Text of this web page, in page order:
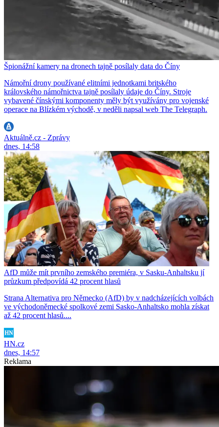
Špionážní kamery na dronech tajně posílaly data do Číny
Námořní drony používané elitními jednotkami britského
královského námořnictva tajně posílaly údaje do Číny. Stroje
vybavené čínskými komponenty měly být využívány pro vojenské
operace na Blízkém východě, v neděli napsal web The Telegraph.
Aktuálně.cz - Zprávy
dnes, 14:58
AfD může mít prvního zemského premiéra, v Sasku-Anhaltsku jí
průzkum předpovídá 42 procent hlasů
Strana Alternativa pro Německo (AfD) by v nadcházejících volbách
ve východoněmecké spolkové zemi Sasko-Anhaltsko mohla získat
až 42 procent hlasů....
HN.cz
dnes, 14:57
Reklama